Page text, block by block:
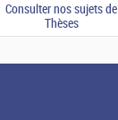
Consulter nos sujets de
Thèses